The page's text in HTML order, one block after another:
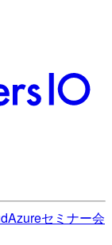
Azureセミナー会